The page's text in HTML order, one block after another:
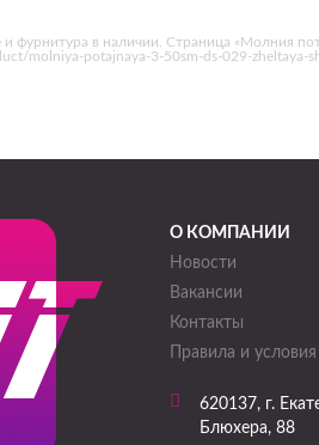
фурнитура в наличии. Страница «Молния
molniya-potajnaya-3-50sm-ds-029-zheltaya-
О КОМПАНИИ
Новости
Вакансии
Контакты
Правила и условия
620137, г.
Блюхера, 88